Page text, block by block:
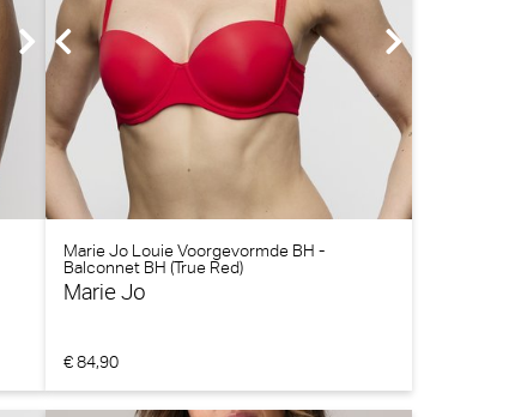
Marie Jo Louie Voorgevormde BH -
Balconnet BH (True Red)
Marie Jo
€ 84,90